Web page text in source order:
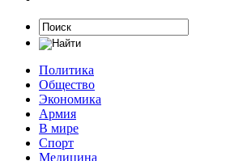
Политика
Общество
Экономика
Армия
В мире
Спорт
Медицина